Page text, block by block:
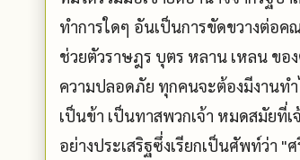
ทำการใดๆ อันเป็นการขัดขวางต่อ
ช่วยตัวราษฎร บุตร หลาน เหลน ขอ
ความปลอดภัย ทุกคนจะต้องมีงานท
เป็นข้า เป็นทาสพวกเจ้า หมดสมัยที่
อย่างประเสริฐซึ่งเรียกเป็นศัพท์ว่า